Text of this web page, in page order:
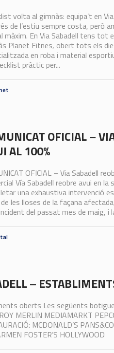
volta al gimnàs: equipa’t en
de l’estiu sempre costa, però
màxim. En Via Sabadell tens tot
Planet Fitnes, obert tots els
en roba i material
pràctic per...
OFICIAL –
AL 100%
OFICIAL – Via Sabadell
Vía Sabadell reobre avui en
una exhaustiva intervenció
les lloses de la façana
del passat mes de maig, i
–
oberts Les següents
MERLIN MEDIAMARKT
MCDONALD’S
FOSTER’S HOLLYWOOD